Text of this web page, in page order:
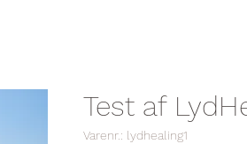
Test af
Varenr.: lydhealing1